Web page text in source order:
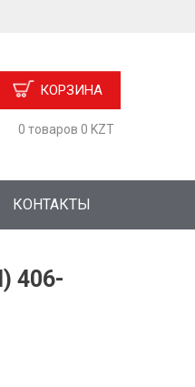
КОРЗИНА
0 товаров 0 KZT
КОНТАКТЫ
406-